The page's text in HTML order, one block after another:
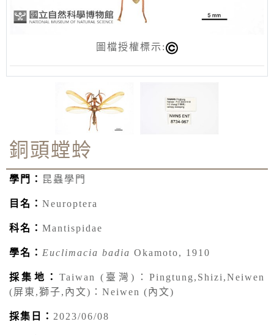
圖檔授權標示:
銅頭螳蛉
學門： 昆蟲學門
目名： Neuroptera
科名： Mantispidae
學名： Euclimacia badia Okamoto, 1910
採集地： Taiwan (臺灣)：Pingtung,Shizi,Neiwen
(屏東,獅子,內文)：Neiwen (內文)
採集日： 2023/06/08